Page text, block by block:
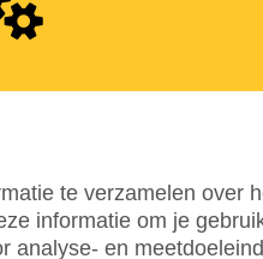
doneren
te verzamelen over
informatie om je
analyse- en